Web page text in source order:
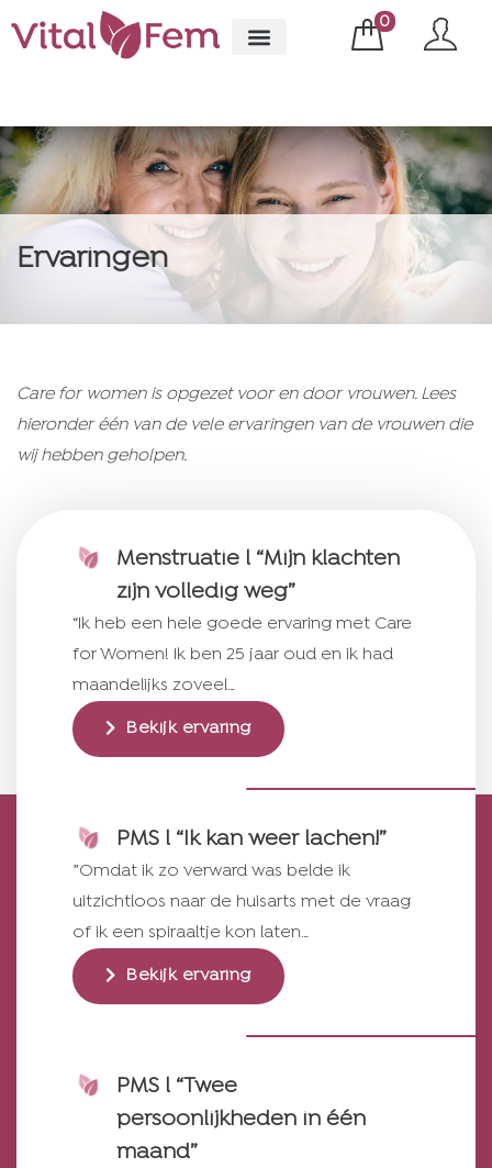
0
Ervaringen
Care for women is opgezet voor en door vrouwen. Lees
hieronder één van de vele ervaringen van de vrouwen die
wij hebben geholpen.
Menstruatie l “Mijn klachten
zijn volledig weg”
“Ik heb een hele goede ervaring met Care
for Women! Ik ben 25 jaar oud en ik had
maandelijks zoveel…
Bekijk ervaring
PMS l “Ik kan weer lachen!”
”Omdat ik zo verward was belde ik
uitzichtloos naar de huisarts met de vraag
of ik een spiraaltje kon laten…
Bekijk ervaring
PMS l “Twee
persoonlijkheden in één
maand”